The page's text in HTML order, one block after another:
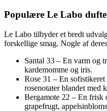
Populære Le Labo dufte
Le Labo tilbyder et bredt
forskellige smag. Nogle af
Santal 33 – En varm og
kardemomme og iris.
Rose 31 – En
rosenotater blandet med
Bergamote 22 – En frisk
grapefrugt,